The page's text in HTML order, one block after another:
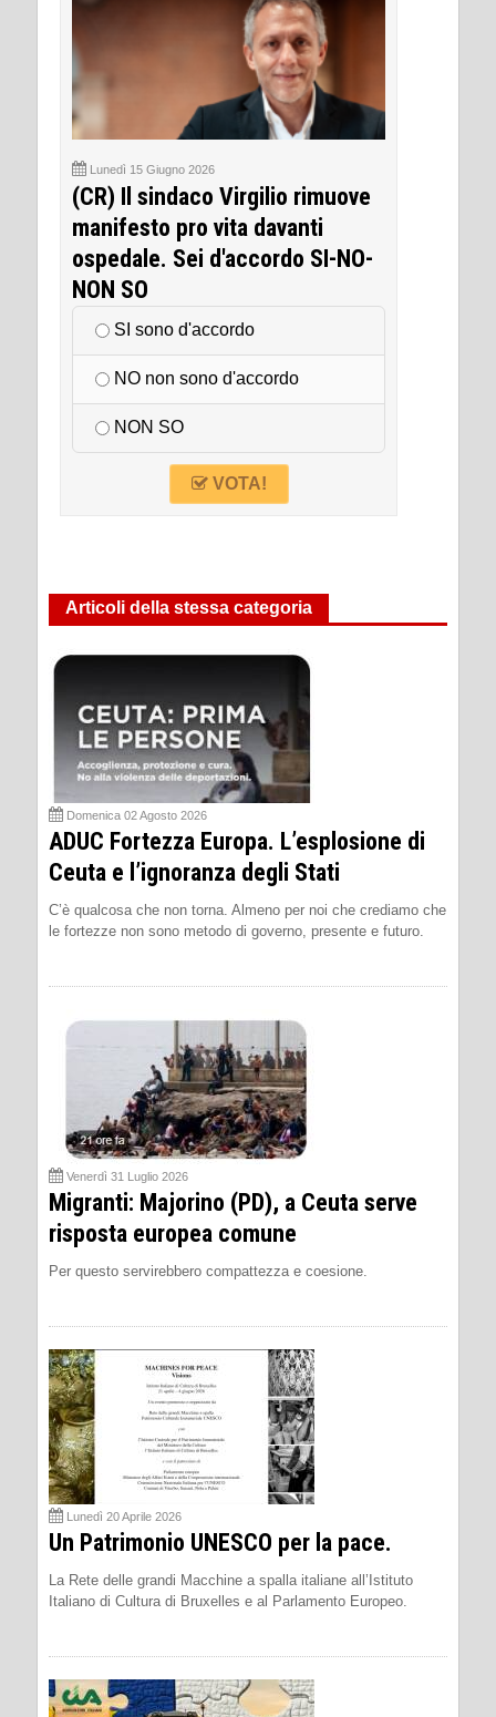
Lunedì 15 Giugno 2026
(CR) Il sindaco Virgilio rimuove
manifesto pro vita davanti
ospedale. Sei d'accordo SI-NO-
NON SO
SI sono d'accordo
NO non sono d'accordo
NON SO
VOTA!
Articoli della stessa categoria
Domenica 02 Agosto 2026
ADUC Fortezza Europa. L’esplosione di
Ceuta e l’ignoranza degli Stati
C’è qualcosa che non torna. Almeno per noi che crediamo che
le fortezze non sono metodo di governo, presente e futuro.
Venerdì 31 Luglio 2026
Migranti: Majorino (PD), a Ceuta serve
risposta europea comune
Per questo servirebbero compattezza e coesione.
Lunedì 20 Aprile 2026
Un Patrimonio UNESCO per la pace.
La Rete delle grandi Macchine a spalla italiane all’Istituto
Italiano di Cultura di Bruxelles e al Parlamento Europeo.